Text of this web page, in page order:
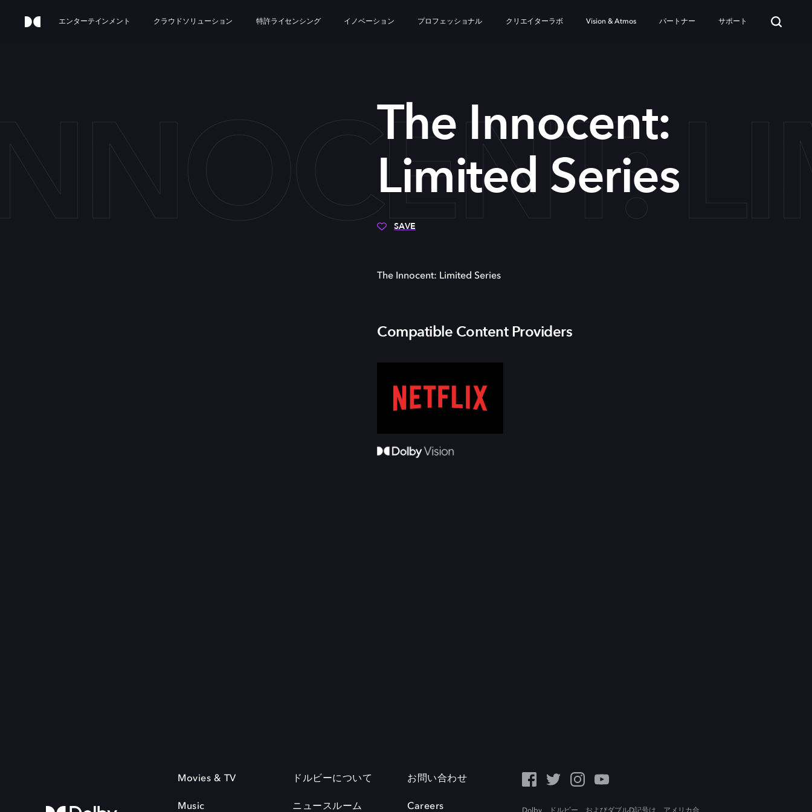
エンターテインメント クラウドソリューション 特許ライセンシング イノベーション プロフェッショナル クリエイターラボ Vision & Atmos パートナー サポート
The Innocent:
Limited Series
SAVE
The Innocent: Limited Series
Compatible Content Providers
Movies & TV
Music
ドルビーについて
ニュースルーム
お問い合わせ
Careers